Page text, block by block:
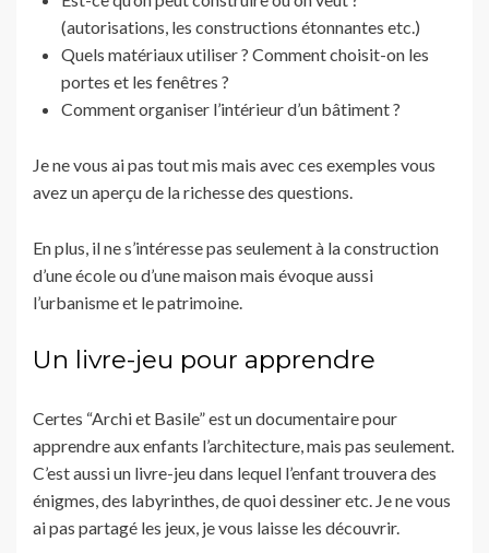
(autorisations, les constructions étonnantes etc.)
Quels matériaux utiliser ? Comment choisit-on les
portes et les fenêtres ?
Comment organiser l’intérieur d’un bâtiment ?
Je ne vous ai pas tout mis mais avec ces exemples vous
avez un aperçu de la richesse des questions.
En plus, il ne s’intéresse pas seulement à la construction
d’une école ou d’une maison mais évoque aussi
l’urbanisme et le patrimoine.
Un livre-jeu pour apprendre
Certes “Archi et Basile” est un documentaire pour
apprendre aux enfants l’architecture, mais pas seulement.
C’est aussi un livre-jeu dans lequel l’enfant trouvera des
énigmes, des labyrinthes, de quoi dessiner etc. Je ne vous
ai pas partagé les jeux, je vous laisse les découvrir.